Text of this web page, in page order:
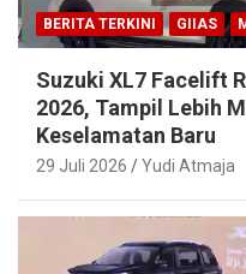
BERITA TERKINI GIIAS
Suzuki XL7 Facelift
2026, Tampil Lebih
Keselamatan Baru
29 Juli 2026 Yudi Atmaja